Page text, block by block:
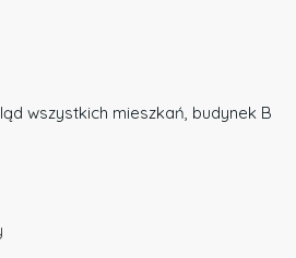
wszystkich mieszkań, budynek B